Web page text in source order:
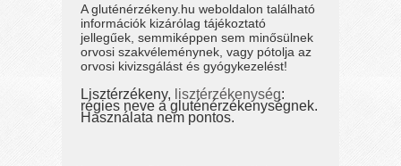
A gluténérzékeny.hu weboldalon található
információk kizárólag tájékoztató
jellegűek, semmiképpen sem minősülnek
orvosi szakvéleménynek, vagy pótolja az
orvosi kivizsgálást és gyógykezelést!
Lisztérzékeny, lisztérzékenység:
régies neve a gluténérzékenységnek.
Használata nem pontos.